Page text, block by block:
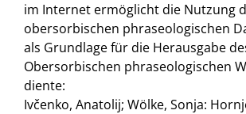
im Internet ermöglicht die Nutzung
obersorbischen phraseologischen
als Grundlage für die Herausgabe
Obersorbischen phraseologischen
diente:
Ivčenko, Anatolij; Wölke, Sonja: